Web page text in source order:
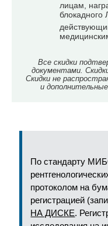
лицам,
блокадного
Все скидки
документами.
Скидки не
и дополнительные
По стандарту
протоколом на
регистрацией
НА ДИСКЕ.